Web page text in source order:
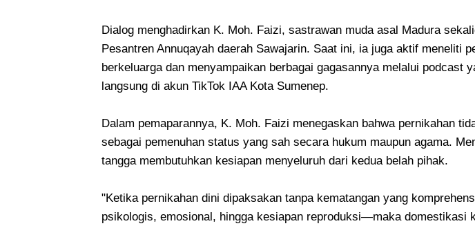
Dialog menghadirkan K. Moh. Faizi, sastrawan muda asal Madura
Pesantren Annuqayah daerah Sawajarin. Saat ini, ia juga aktif meneliti
berkeluarga dan menyampaikan berbagai gagasannya melalui podcast
langsung di akun TikTok IAA Kota Sumenep.
Dalam pemaparannya, K. Moh. Faizi menegaskan bahwa pernikahan
sebagai pemenuhan status yang sah secara hukum maupun agama.
tangga membutuhkan kesiapan menyeluruh dari kedua belah pihak.
"Ketika pernikahan dini dipaksakan tanpa kematangan yang
psikologis, emosional, hingga kesiapan reproduksi—maka domestikasi